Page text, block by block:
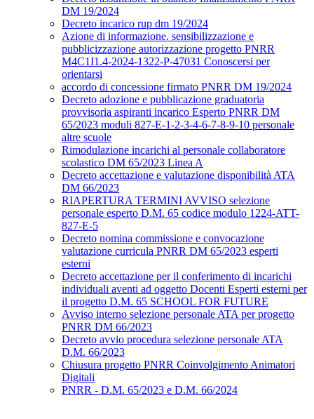
DM 19/2024
Decreto incarico rup dm 19/2024
Azione di informazione. sensibilizzazione e
pubblicizzazione autorizzazione progetto PNRR
M4C1I1.4-2024-1322-P-47031 Conoscersi per
orientarsi
accordo di concessione firmato PNRR DM 19/2024
Decreto adozione e pubblicazione graduatoria
provvisoria aspiranti incarico Esperto PNRR DM
65/2023 moduli 827-E-1-2-3-4-6-7-8-9-10 personale
altre scuole
Rimodulazione incarichi al personale collaboratore
scolastico DM 65/2023 Linea A
Decreto accettazione e valutazione disponibilità ATA
DM 66/2023
RIAPERTURA TERMINI AVVISO selezione
personale esperto D.M. 65 codice modulo 1224-ATT-
827-E-5
Decreto nomina commissione e convocazione
valutazione curricula PNRR DM 65/2023 esperti
esterni
Decreto accettazione per il conferimento di incarichi
individuali aventi ad oggetto Docenti Esperti esterni per
il progetto D.M. 65 SCHOOL FOR FUTURE
Avviso interno selezione personale ATA per progetto
PNRR DM 66/2023
Decreto avvio procedura selezione personale ATA
D.M. 66/2023
Chiusura progetto PNRR Coinvolgimento Animatori
Digitali
PNRR - D.M. 65/2023 e D.M. 66/2024